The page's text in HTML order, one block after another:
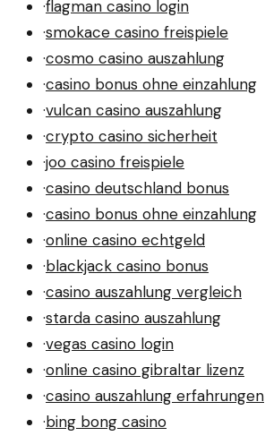
·flagman casino login
·smokace casino freispiele
·cosmo casino auszahlung
·casino bonus ohne einzahlung
·vulcan casino auszahlung
·crypto casino sicherheit
·joo casino freispiele
·casino deutschland bonus
·casino bonus ohne einzahlung
·online casino echtgeld
·blackjack casino bonus
·casino auszahlung vergleich
·starda casino auszahlung
·vegas casino login
·online casino gibraltar lizenz
·casino auszahlung erfahrungen
·bing bong casino